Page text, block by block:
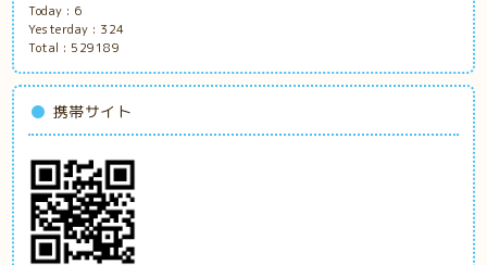
Today : 6
Yesterday : 324
Total : 529189
携帯サイト